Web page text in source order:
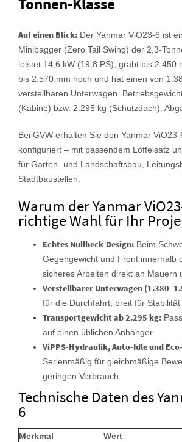
Auf einen Blick: Der Yanmar ViO23-6 ist
Minibagger (Zero Tail Swing) der 2,3-
leistet 14,6 kW (19,8 PS), gräbt bis 2.450
bis 2.570 mm hoch und hat einen von
verstellbaren Unterwagen.
(Kabine) bzw. 2.295 kg (Schutzdach).
Bei GVW erhalten Sie den Yanmar
konfiguriert – mit passendem Löffelsatz
für Garten- und Landschaftsbau,
Stadtbaustellen.
Warum der Yanmar
richtige Wahl für Ihr
Echtes Nullheck-Design: Beim
Gegengewicht und Front innerhalb
sicheres Arbeiten direkt an Mauern
Verstellbarer Unterwagen
für die Durchfahrt, breit für
Transportgewicht ab 2.295 kg:
auf einen üblichen Anhänger.
ViPPS-Hydraulik, Auto-Idle und
Serienmäßig für gleichmäßige
geringen Verbrauch.
Technische Daten des
6
Merkmal Wert